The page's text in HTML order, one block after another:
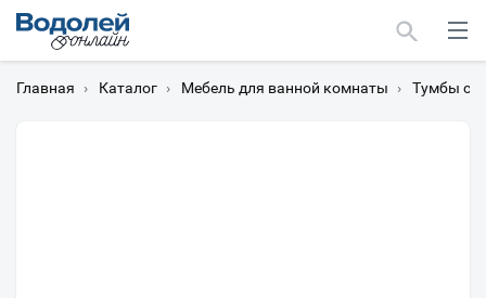
Главная › Каталог › Мебель для ванной комнаты › Тумбы с